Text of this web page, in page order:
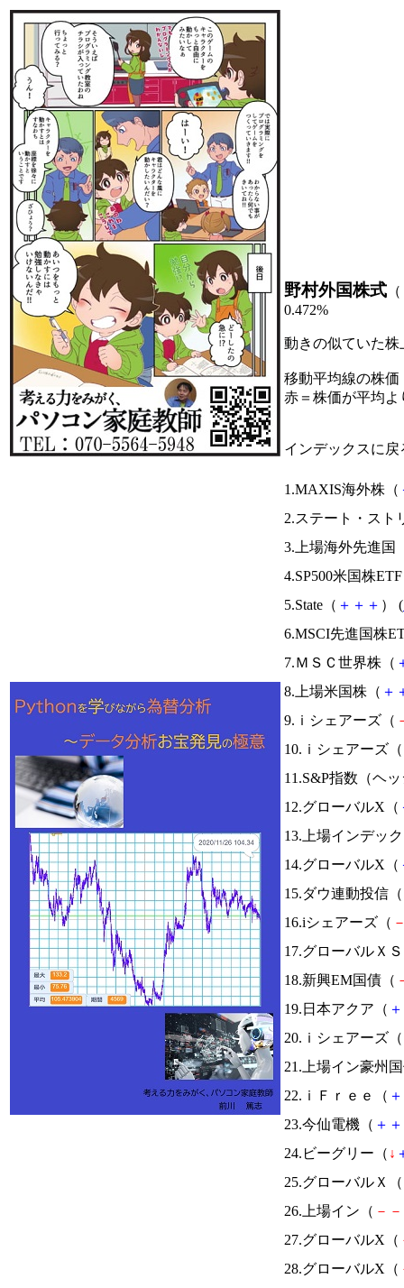
野村外国株式 （
0.472%
動きの似ていた
移動平均線の株価
赤＝株価が平均
インデックスに戻
1.MAXIS海外株（
2.ステート・スト
3.上場海外先進国
4.SP500米国株
5.State（ ＋ ＋ ＋ ） (
6.MSCI先進国株
7.ＭＳＣ世界株（
8.上場米国株（ ＋
9.ｉシェアーズ（
10.ｉシェアーズ（
11.S&P指数（ヘ
12.グローバルX（
13.上場インデッ
14.グローバルX（
15.ダウ連動投信（
16.iシェアーズ（
17.グローバルＸ
18.新興EM国債（
19.日本アクア（ ＋
20.ｉシェアーズ（
21.上場イン豪州
22.ｉＦｒｅｅ（ ＋
23.今仙電機（ ＋ ＋
24.ビーグリー（ ↓
25.グローバルＸ（
26.上場イン（ － －
27.グローバルX（
28.グローバルX（